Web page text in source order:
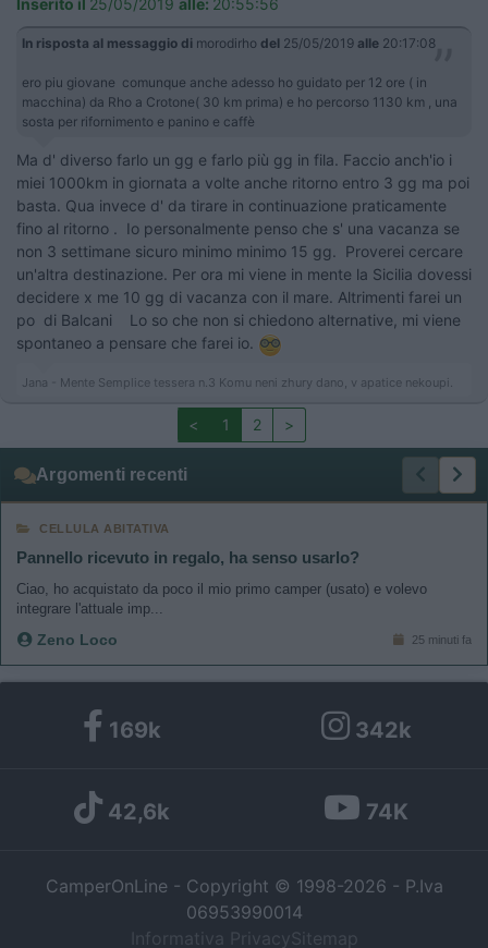
In risposta al messaggio di morodirho del 25/05/2019 alle 20:17:08
ero piu giovane comunque anche adesso ho guidato per 12 ore ( in
macchina) da Rho a Crotone( 30 km prima) e ho percorso 1130 km , una
sosta per rifornimento e panino e caffè
Ma d' diverso farlo un gg e farlo più gg in fila. Faccio anch'io i
miei 1000km in giornata a volte anche ritorno entro 3 gg ma poi
basta. Qua invece d' da tirare in continuazione praticamente
fino al ritorno . Io personalmente penso che s' una vacanza se
non 3 settimane sicuro minimo minimo 15 gg. Proverei cercare
un'altra destinazione. Per ora mi viene in mente la Sicilia dovessi
decidere x me 10 gg di vacanza con il mare. Altrimenti farei un
po di Balcani Lo so che non si chiedono alternative, mi viene
spontaneo a pensare che farei io.
Jana - Mente Semplice tessera n.3 Komu neni zhury dano, v apatice nekoupi.
< 1 2 >
Argomenti recenti
CELLULA ABITATIVA
Pannello ricevuto in regalo, ha senso usarlo?
Ciao, ho acquistato da poco il mio primo camper (usato) e volevo
integrare l'attuale imp...
Zeno Loco 25 minuti fa
169k 342k
42,6k 74K
CamperOnLine - Copyright © 1998-2026 - P.Iva
06953990014
Informativa Privacy Sitemap